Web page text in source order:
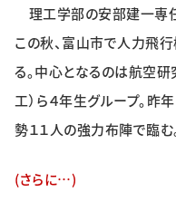
スポーツ
学生社会
特集・企画
理工学部の安部建一専
この秋、富山市で人力飛
る。中心となるのは航空
工）ら４年生グループ。昨
勢１１人の強力布陣で臨む
(さらに…)